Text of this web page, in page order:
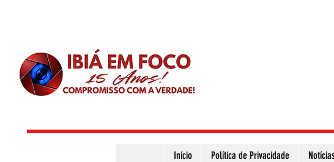
Início Política de Privacidade